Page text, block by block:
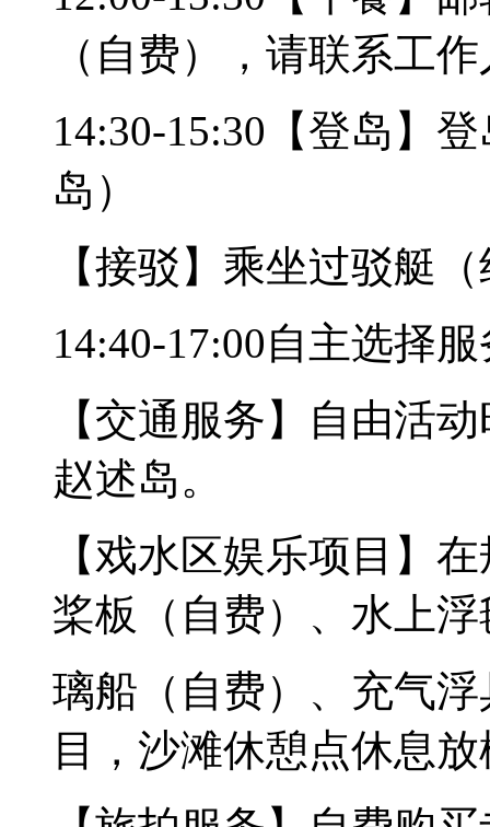
（自费），请联系工
14:30-15:30【登岛】
岛）
【接驳】乘坐过驳艇
14:40-17:00自主选择服
【交通服务】自由活
赵述岛。
【戏水区娱乐项目】
桨板（自费）、水上
璃船（自费）、充气
目，沙滩休憩点休息